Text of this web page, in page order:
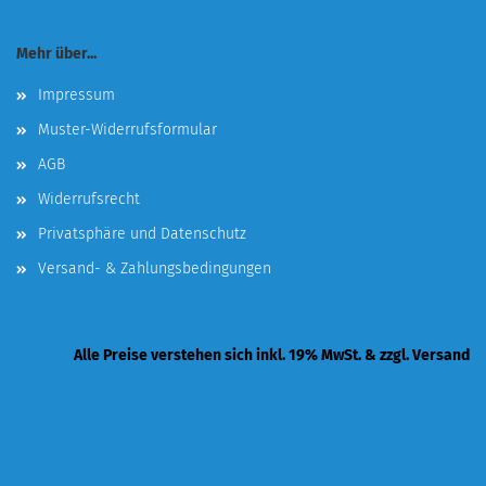
Mehr über...
Impressum
Muster-Widerrufsformular
AGB
Widerrufsrecht
Privatsphäre und Datenschutz
Versand- & Zahlungsbedingungen
Alle Preise verstehen sich inkl. 19% MwSt. & zzgl. Versand